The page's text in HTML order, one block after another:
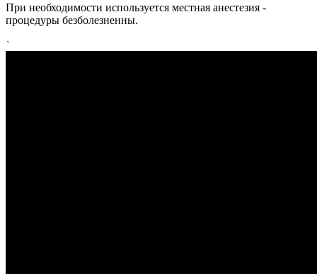
При необходимости используется местная анестезия -
процедуры безболезненны.
`